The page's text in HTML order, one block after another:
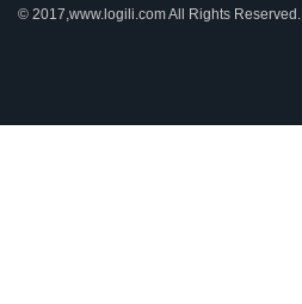
© 2017,www.logili.com All Rights Reserved.